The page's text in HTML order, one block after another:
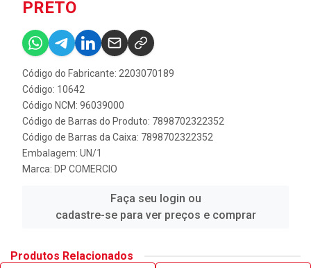
PRETO
Código do Fabricante: 2203070189
Código: 10642
Código NCM: 96039000
Código de Barras do Produto: 7898702322352
Código de Barras da Caixa: 7898702322352
Embalagem: UN/1
Marca: DP COMERCIO
Faça seu login ou
cadastre-se para ver preços e comprar
Produtos Relacionados